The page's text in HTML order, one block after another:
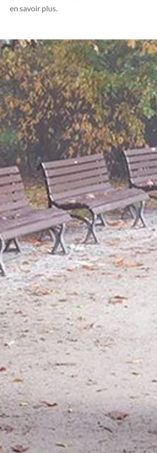
en savoir plus.